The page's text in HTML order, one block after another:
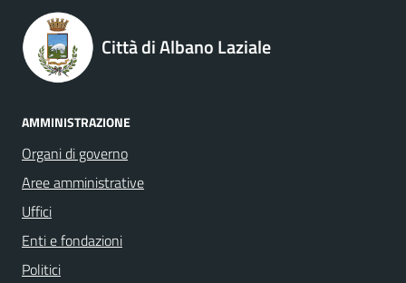
Città di Albano Laziale
AMMINISTRAZIONE
Organi di governo
Aree amministrative
Uffici
Enti e fondazioni
Politici